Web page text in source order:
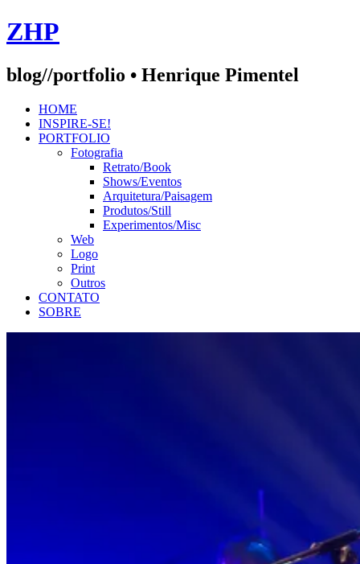
Skip
to
ZHP
blog//portfolio • Henrique Pimentel
HOME
INSPIRE-SE!
PORTFOLIO
Fotografia
Retrato/Book
Shows/Eventos
Arquitetura/Paisagem
Produtos/Still
Experimentos/Misc
Web
Logo
Print
Outros
CONTATO
SOBRE